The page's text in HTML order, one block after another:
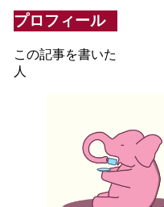
プロフィール
この記事を書いた
人